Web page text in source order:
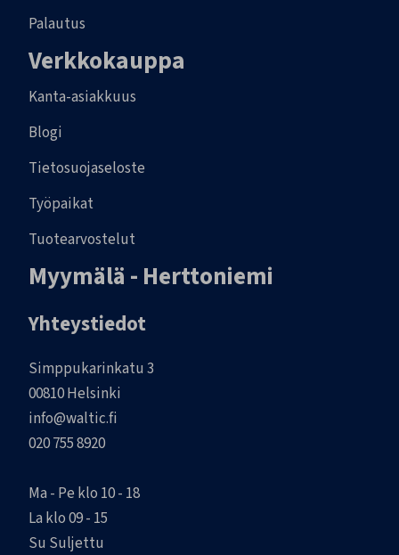
Palautus
Verkkokauppa
Kanta-asiakkuus
Blogi
Tietosuojaseloste
Työpaikat
Tuotearvostelut
Myymälä - Herttoniemi
Yhteystiedot
Simppukarinkatu 3
00810 Helsinki
info@waltic.fi
020 755 8920
Ma - Pe klo 10 - 18
La klo 09 - 15
Su Suljettu